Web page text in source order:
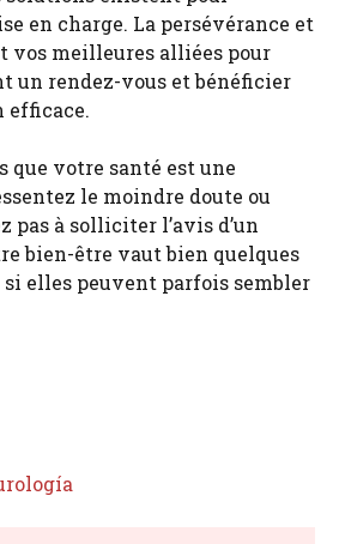
en charge. La persévérance et
vos meilleures alliées pour
un rendez-vous et bénéficier
efficace.
que votre santé est une
le moindre doute ou
pas à solliciter l’avis d’un
bien-être vaut bien quelques
si elles peuvent parfois sembler